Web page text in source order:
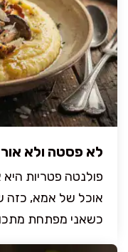
לא פסטה ולא
פולנטה פטריות
אוכל של אמא, כזה
כשאני מפתחת